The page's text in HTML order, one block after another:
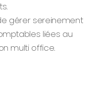
gérer sereinement
liées au
multi office.